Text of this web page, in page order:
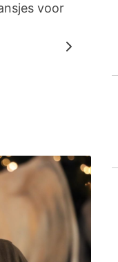
voor